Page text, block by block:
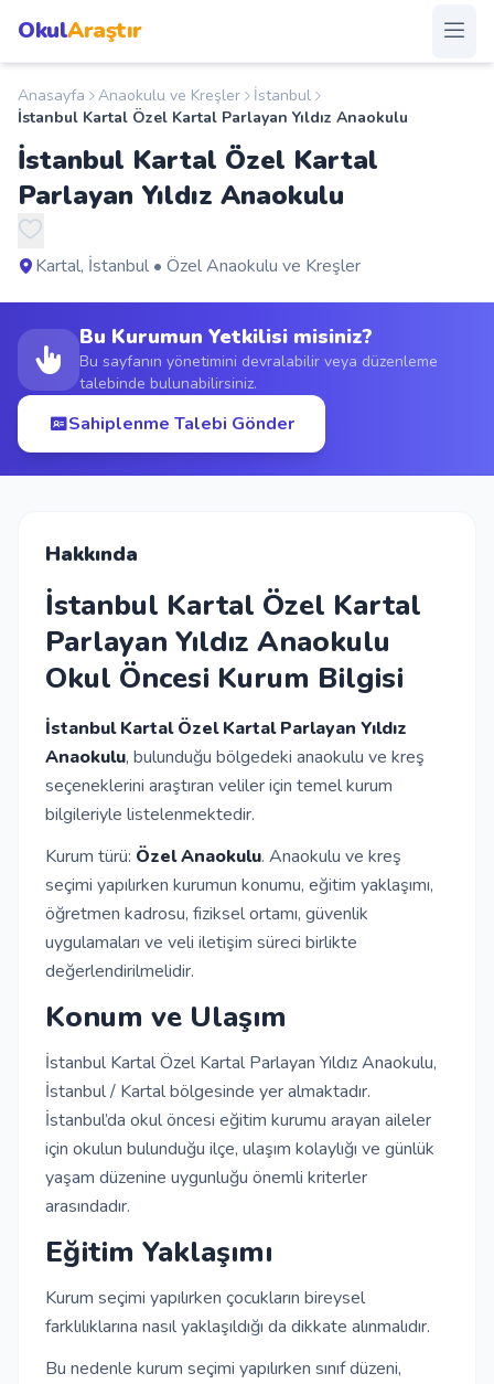
OkulAraştır
Anasayfa
Okullar
Şehirler
Duyurular
S.S.S.
Blog
Giriş Yap
Kayıt Ol
Okul Ekle
Anasayfa Anaokulu ve Kreşler
İstanbul
İstanbul Kartal Özel Kartal Parlayan Yıldız Anaokulu
İstanbul Kartal Özel Kartal
Parlayan Yıldız Anaokulu
Kartal, İstanbul • Özel Anaokulu ve Kreşler
Bu Kurumun Yetkilisi misiniz?
Bu sayfanın yönetimini devralabilir veya düzenleme
talebinde bulunabilirsiniz.
Sahiplenme Talebi Gönder
Hakkında
İstanbul Kartal Özel Kartal
Parlayan Yıldız Anaokulu
Okul Öncesi Kurum Bilgisi
İstanbul Kartal Özel Kartal Parlayan Yıldız
Anaokulu, bulunduğu bölgedeki anaokulu ve kreş
seçeneklerini araştıran veliler için temel kurum
bilgileriyle listelenmektedir.
Kurum türü: Özel Anaokulu. Anaokulu ve kreş
seçimi yapılırken kurumun konumu, eğitim yaklaşımı,
öğretmen kadrosu, fiziksel ortamı, güvenlik
uygulamaları ve veli iletişim süreci birlikte
değerlendirilmelidir.
Konum ve Ulaşım
İstanbul Kartal Özel Kartal Parlayan Yıldız Anaokulu,
İstanbul / Kartal bölgesinde yer almaktadır.
İstanbul’da okul öncesi eğitim kurumu arayan aileler
için okulun bulunduğu ilçe, ulaşım kolaylığı ve günlük
yaşam düzenine uygunluğu önemli kriterler
arasındadır.
Eğitim Yaklaşımı
Kurum seçimi yapılırken çocukların bireysel
farklılıklarına nasıl yaklaşıldığı da dikkate alınmalıdır.
Bu nedenle kurum seçimi yapılırken sınıf düzeni,